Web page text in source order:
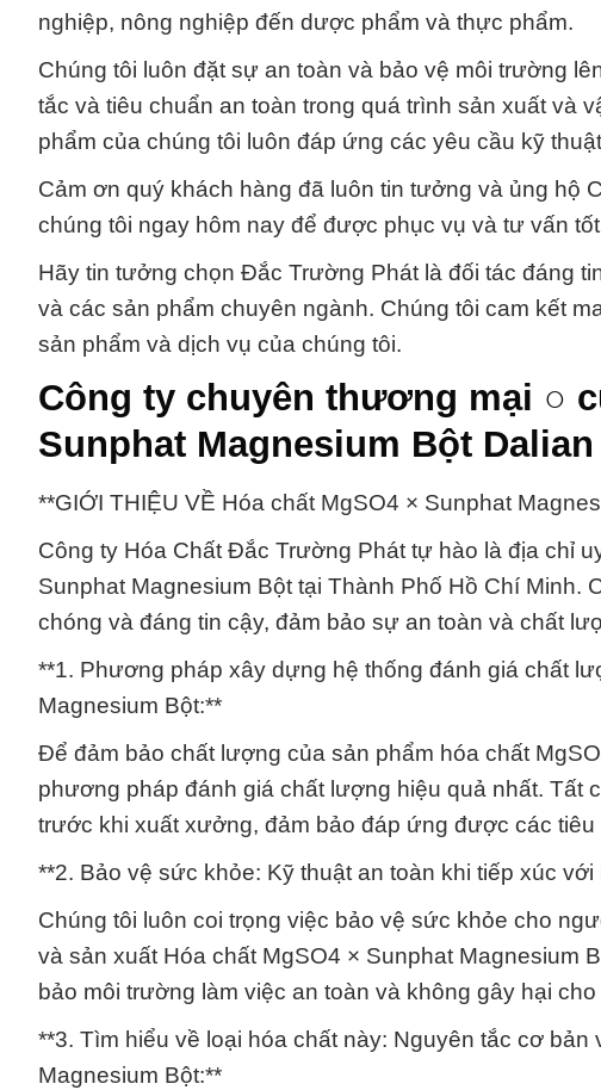
nghiệp, nông nghiệp đến dược phẩm và thực phẩm.
Chúng tôi luôn đặt sự an toàn và bảo vệ môi trường
tắc và tiêu chuẩn an toàn trong quá trình sản xuất và
phẩm của chúng tôi luôn đáp ứng các yêu cầu kỹ
Cảm ơn quý khách hàng đã luôn tin tưởng và ủng hộ
chúng tôi ngay hôm nay để được phục vụ và tư vấn
Hãy tin tưởng chọn Đắc Trường Phát là đối tác đáng
và các sản phẩm chuyên ngành. Chúng tôi cam kết
sản phẩm và dịch vụ của chúng tôi.
Công ty chuyên thương mại ○
Sunphat Magnesium Bột
**GIỚI THIỆU VỀ Hóa chất MgSO4 × Sunphat
Công ty Hóa Chất Đắc Trường Phát tự hào là địa chỉ
Sunphat Magnesium Bột tại Thành Phố Hồ Chí Minh.
chóng và đáng tin cậy, đảm bảo sự an toàn và chất
**1. Phương pháp xây dựng hệ thống đánh giá chất
Magnesium Bột:**
Để đảm bảo chất lượng của sản phẩm hóa chất
phương pháp đánh giá chất lượng hiệu quả nhất. Tất
trước khi xuất xưởng, đảm bảo đáp ứng được các
**2. Bảo vệ sức khỏe: Kỹ thuật an toàn khi tiếp xúc
Chúng tôi luôn coi trọng việc bảo vệ sức khỏe cho
và sản xuất Hóa chất MgSO4 × Sunphat Magnesium
bảo môi trường làm việc an toàn và không gây hại
**3. Tìm hiểu về loại hóa chất này: Nguyên tắc cơ
Magnesium Bột:**